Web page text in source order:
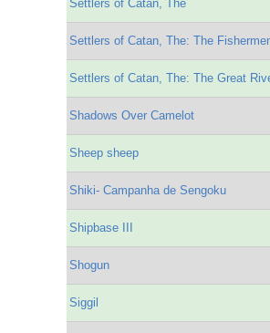
Settlers of Catan, The
Settlers of Catan, The: The
Settlers of Catan, The: The Great
Shadows Over Camelot
Sheep sheep
Shiki- Campanha de Sengoku
Shipbase III
Shogun
Siggil